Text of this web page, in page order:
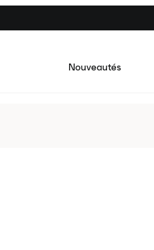
Nouveautés